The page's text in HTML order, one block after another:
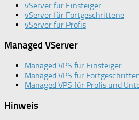
vServer für Einsteiger
vServer für Fortgeschrittene
vServer für Profis
Managed VServer
Managed VPS für Einsteiger
Managed VPS für
Managed VPS für Profis und
Hinweis